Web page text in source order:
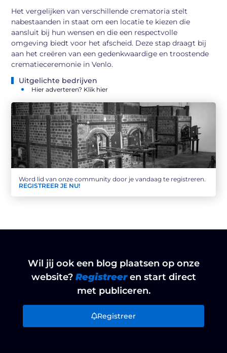
Het vergelijken van verschillende crematoria stelt
nabestaanden in staat om een locatie te kiezen die
aansluit bij hun wensen en die een respectvolle
omgeving biedt voor het afscheid. Deze stap draagt bij
aan het creëren van een gedenkwaardige en troostende
crematieceremonie in Venlo.
Uitgelichte bedrijven
Hier adverteren? Klik hier
Word lid van onze community door je vandaag te registreren.
REGISTREER JE NU!
Wil jij ook een blog plaatsen op onze
website? Registreer en start direct
met publiceren.
Registreer